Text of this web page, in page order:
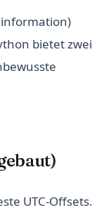
bietet zwei
UTC-Offsets.